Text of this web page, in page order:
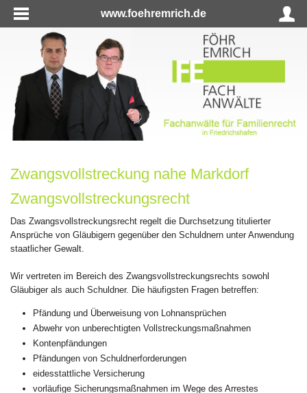
www.foehremrich.de
Zwangsvollstreckung nahe Markdorf
Zwangsvollstreckungsrecht
Das Zwangsvollstreckungsrecht regelt die Durchsetzung titulierter
Ansprüche von Gläubigern gegenüber den Schuldnern unter Anwendung
staatlicher Gewalt.
Wir vertreten im Bereich des Zwangsvollstreckungsrechts sowohl
Gläubiger als auch Schuldner. Die häufigsten Fragen betreffen:
Pfändung und Überweisung von Lohnansprüchen
Abwehr von unberechtigten Vollstreckungsmaßnahmen
Kontenpfändungen
Pfändungen von Schuldnerforderungen
eidesstattliche Versicherung
vorläufige Sicherungsmaßnahmen im Wege des Arrestes